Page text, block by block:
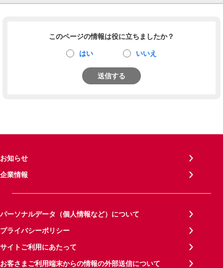
このページの情報は役に立ちましたか？
はい いいえ
送信する
お知らせ
企業情報
パーソナルデータ（個人情報など）について
プライバシーポリシー
サイトご利用にあたって
お客さまご利用端末からの情報の外部送信について